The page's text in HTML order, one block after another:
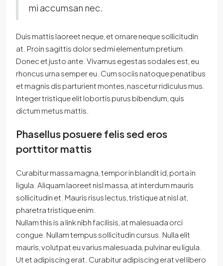
mi accumsan nec.
Duis mattis laoreet neque, et ornare neque sollicitudin
at. Proin sagittis dolor sed mi elementum pretium.
Donec et justo ante. Vivamus egestas sodales est, eu
rhoncus urna semper eu. Cum sociis natoque penatibus
et magnis dis parturient montes, nascetur ridiculus mus.
Integer tristique elit lobortis purus bibendum, quis
dictum metus mattis.
Phasellus posuere felis sed eros
porttitor mattis
Curabitur massa magna, tempor in blandit id, porta in
ligula. Aliquam laoreet nisl massa, at interdum mauris
sollicitudin et. Mauris risus lectus, tristique at nisl at,
pharetra tristique enim.
Nullam this is a link nibh facilisis, at malesuada orci
congue. Nullam tempus sollicitudin cursus. Nulla elit
mauris, volutpat eu varius malesuada, pulvinar eu ligula.
Ut et adipiscing erat. Curabitur adipiscing erat vel libero